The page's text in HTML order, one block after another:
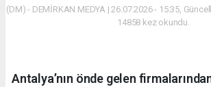
(DM) - DEMİRKAN MEDYA | 26.07.2026 - 15:35,
14858 kez okundu.
Antalya’nın önde gelen